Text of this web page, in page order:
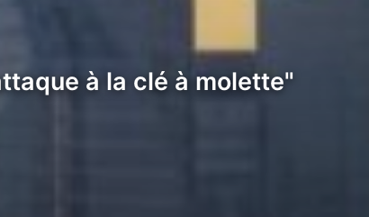
à la clé à molette"